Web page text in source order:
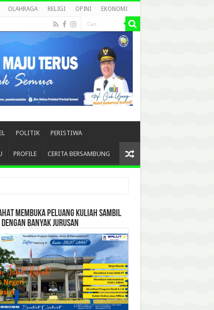
OLAHRAGA RELIGI OPINI EKONOMI
POLITIK PERISTIWA
PROFILE CERITA BERSAMBUNG
MEMBUKA PELUANG KULIAH SAMBIL
BANYAK JURUSAN